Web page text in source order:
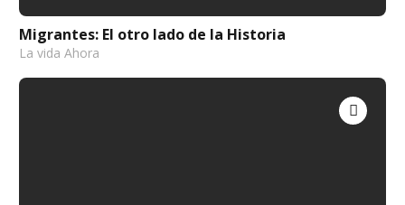
Migrantes: El otro lado de la Historia
La vida Ahora